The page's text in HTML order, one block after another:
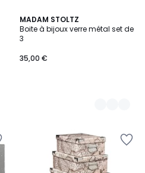
MADAM STOLTZ
Boite à bijoux verre métal set de
3
35,00 €
2
Couleurs